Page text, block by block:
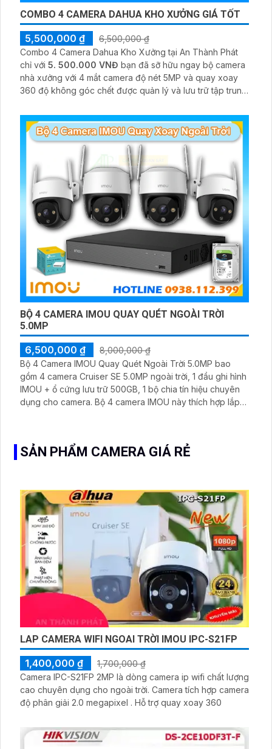
COMBO 4 CAMERA DAHUA KHO XƯỞNG GIÁ TỐT
5,500,000 ₫
6,500,000 ₫
Combo 4 Camera Dahua Kho Xưởng tại An Thành Phát
chỉ với 5. 500.000 VNĐ bạn đã sỡ hữu ngay bộ camera
nhà xưởng với 4 mắt camera độ nét 5MP và quay xoay
360 độ không góc chết được quản lý và lưu trữ tập trung
BỘ 4 CAMERA IMOU QUAY QUÉT NGOÀI TRỜI
5.0MP
6,500,000 ₫
8,000,000 ₫
Bộ 4 Camera IMOU Quay Quét Ngoài Trời 5.0MP bao
gồm 4 camera Cruiser SE 5.0MP ngoài trời, 1 đầu ghi hình
IMOU + ổ cứng lưu trữ 500GB, 1 bộ chia tín hiệu chuyên
dụng cho camera. Bộ 4 camera IMOU này thích hợp lắp
SẢN PHẨM CAMERA GIÁ RẺ
LAP CAMERA WIFI NGOAI TRỜI IMOU IPC-S21FP
1,400,000 ₫
1,700,000 ₫
Camera IPC-S21FP 2MP là dòng camera ip wifi chất lượng
cao chuyên dụng cho ngoài trời. Camera tích hợp camera
độ phân giải 2.0 megapixel . Hỗ trợ quay xoay 360